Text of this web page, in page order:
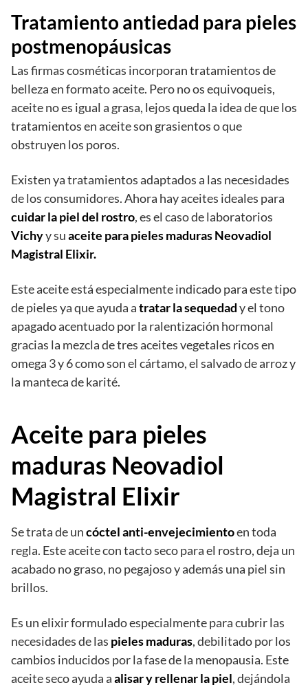
Tratamiento antiedad para pieles
postmenopáusicas
Las firmas cosméticas incorporan tratamientos de
belleza en formato aceite. Pero no os equivoqueis,
aceite no es igual a grasa, lejos queda la idea de que los
tratamientos en aceite son grasientos o que
obstruyen los poros.
Existen ya tratamientos adaptados a las necesidades
de los consumidores. Ahora hay aceites ideales para
cuidar la piel del rostro, es el caso de laboratorios
Vichyy suaceite para pieles madurasNeovadiol
Magistral Elixir.
Este aceite está especialmente indicado para este tipo
de pieles ya que ayuda atratar la sequedady el tono
apagado acentuado por la ralentización hormonal
gracias la mezcla de tres aceites vegetales ricos en
omega 3 y 6 como son el cártamo, el salvado de arroz y
la manteca de karité.
Aceite para pieles
maduras Neovadiol
Magistral Elixir
Se trata de uncóctel anti-envejecimientoen toda
regla. Este aceite con tacto seco para el rostro, deja un
acabado no graso, no pegajoso y además una piel sin
brillos.
Es un elixir formulado especialmente para cubrir las
necesidades de las pieles maduras, debilitado por los
cambios inducidos por la fase de la menopausia. Este
aceite seco ayuda aalisar y rellenar la piel, dejándola